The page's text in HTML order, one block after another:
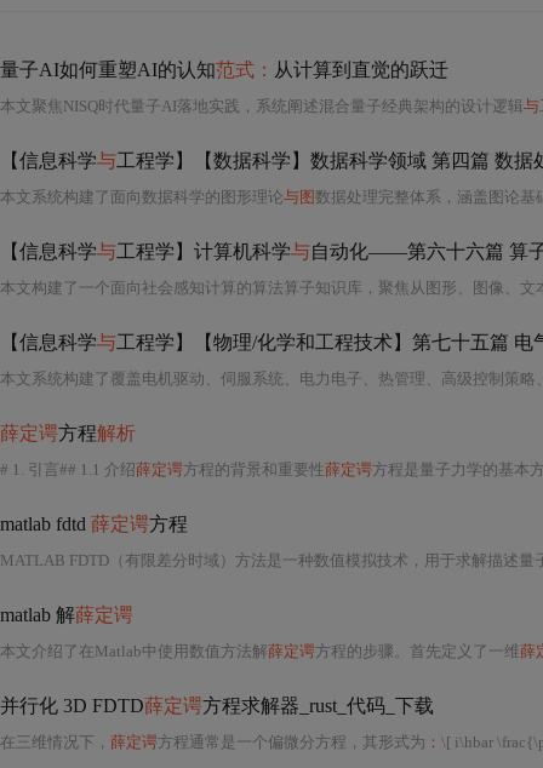
量子AI如何重塑AI的认知范式： 从计算到直觉的跃迁
本文聚焦NISQ时代量子AI落地实践，系统阐述混合量子经典架构的设计逻辑与
【信息科学与工程学】【数据科学】数据科学领域 第四篇 数据
本文系统构建了面向数据科学的图形理论与图数据处理完整体系，涵盖图论基础、几何建模、渲染管线、图像/三维数据模型、数据处
【信息科学与工程学】计算机科学与自动化——第六十六篇 算子篇 第一章 通用算子01 多模态数据（图形/
【信息科学与工程学】【物理/化学和工程技术】第七十五篇 电气
薛定谔方程解析
# 1. 引言## 1.1 介绍薛定谔方程的背景和重要性薛定谔方程是量子力学的基本
matlab fdtd 薛定谔方程
MATLAB FDTD（有限差分时域）方法是一种数值模拟技术，用于求解描述量
matlab 解薛定谔
本文介绍了在Matlab中使用数值方法解薛定谔方程的步骤。首先定义了一维薛
并行化 3D FDTD薛定谔方程求解器_rust_代码_下载
在三维情况下， 薛定谔方程通常是一个偏微分方程，其形式为 ： \[ i\hbar